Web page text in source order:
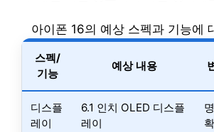
아이폰 16의 예상 스펙과 기능에
스펙/
기능
예상 내용
디스플
레이
6.1 인치 OLED 디스플
레이